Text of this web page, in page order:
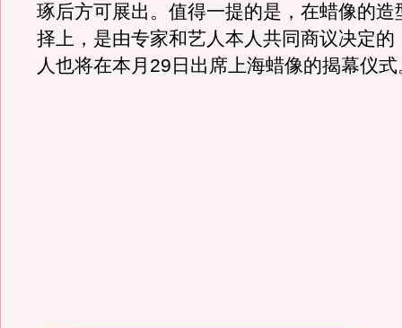
琢后方可展出。值得一提的是，在蜡像的造
择上，是由专家和艺人本人共同商议决定的
人也将在本月29日出席上海蜡像的揭幕仪式